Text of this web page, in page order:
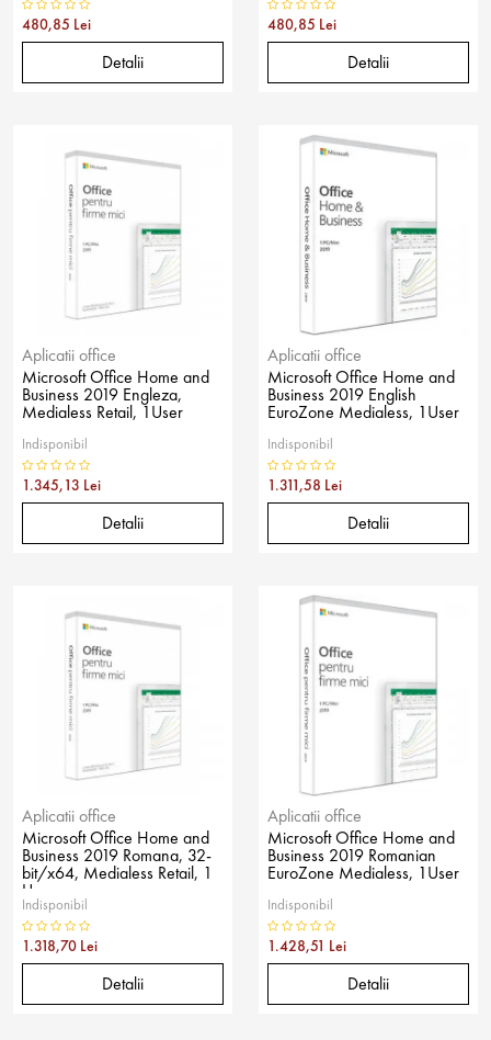
480,85 Lei
Detalii
480,85 Lei
Detalii
Aplicatii office
Microsoft Office Home and
Business 2019 Engleza,
Medialess Retail, 1User
Indisponibil
1.345,13 Lei
Detalii
Aplicatii office
Microsoft Office Home and
Business 2019 English
EuroZone Medialess, 1User
Indisponibil
1.311,58 Lei
Detalii
Aplicatii office
Microsoft Office Home and
Business 2019 Romana, 32-
bit/x64, Medialess Retail, 1
User
Indisponibil
1.318,70 Lei
Detalii
Aplicatii office
Microsoft Office Home and
Business 2019 Romanian
EuroZone Medialess, 1User
Indisponibil
1.428,51 Lei
Detalii